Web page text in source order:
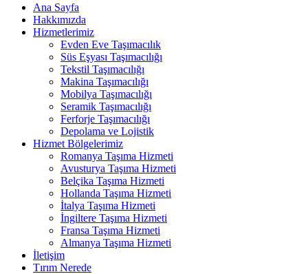
Ana Sayfa
Hakkımızda
Hizmetlerimiz
Evden Eve Taşımacılık
Süs Eşyası Taşımacılığı
Tekstil Taşımacılığı
Makina Taşımacılığı
Mobilya Taşımacılığı
Seramik Taşımacılığı
Ferforje Taşımacılığı
Depolama ve Lojistik
Hizmet Bölgelerimiz
Romanya Taşıma Hizmeti
Avusturya Taşıma Hizmeti
Belçika Taşıma Hizmeti
Hollanda Taşıma Hizmeti
İtalya Taşıma Hizmeti
İngiltere Taşıma Hizmeti
Fransa Taşıma Hizmeti
Almanya Taşıma Hizmeti
İletişim
Tırım Nerede